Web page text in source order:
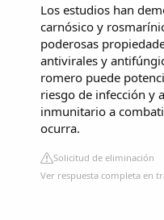
Los estudios han
carnósico y
poderosas
antivirales y
romero puede
riesgo de infección y
inmunitario a
ocurra.
Solicitud de eliminación
Ver respuesta completa en